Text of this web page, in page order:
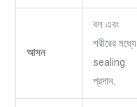
আসন
বল এবং
শরীরের মধ্যে
sealing
প্রদান.